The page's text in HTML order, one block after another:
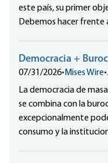
este país, su primer
Debemos hacer frente
Democracia +
07/31/2026• Mises Wire•
La democracia de
se combina con la
excepcionalmente
consumo y la